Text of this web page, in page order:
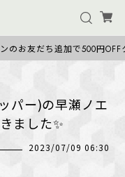
ち追加で500円OFFクーポ
パー)の早瀬ノエ
ました✨
2023/07/09 06:30